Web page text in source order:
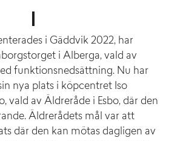
i Gäddvik 2022, har
i Alberga, vald av
funktionsnedsättning. Nu har
nya plats i köpcentret Iso
vald av Äldreråde i Esbo, där den
Äldrerådets mål var att
där den kan mötas dagligen av